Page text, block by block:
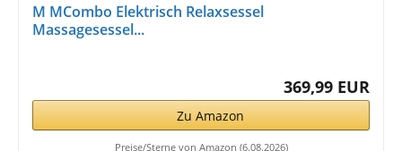
M MCombo Elektrisch Relaxsessel
Massagesessel...
369,99 EUR
Zu Amazon
Preise/Sterne von Amazon (6.08.2026)